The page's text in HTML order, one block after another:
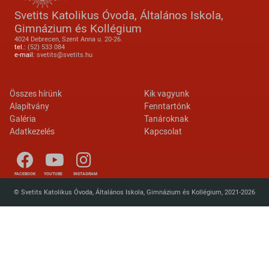
Svetits Katolikus Óvoda, Általános Iskola,
Gimnázium és Kollégium
4024 Debrecen, Szent Anna u. 20-26.
tel.: (52) 533 084
e-mail: svetits@svetits.hu
Lábléc 2
Összes hírünk
Alapítvány
Galéria
Adatkezelés
Footer menu
Kik vagyunk
Fenntartónk
Tanároknak
Kapcsolat
FACEBOOK YOUTUBE INSTAGRAM
© Svetits Katolikus Óvoda, Általános Iskola, Gimnázium és Kollégium, 2021-2026